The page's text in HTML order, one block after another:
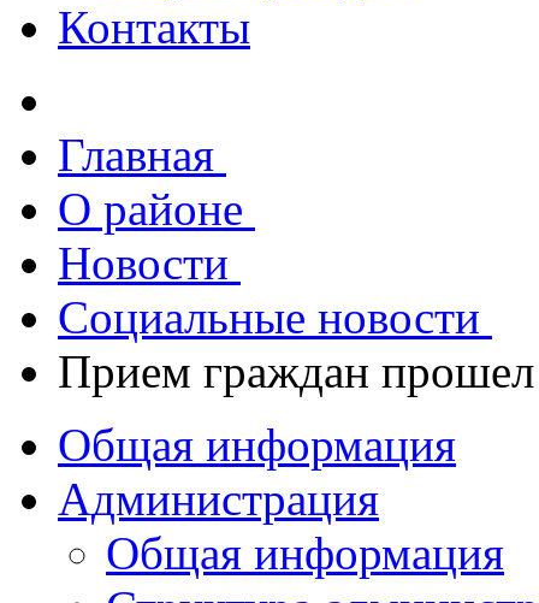
Контакты
Главная
О районе
Новости
Социальные новости
Прием граждан прошел
Общая информация
Администрация
Общая информация